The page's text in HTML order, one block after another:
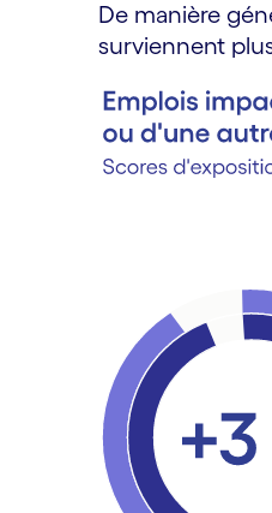
De manière
surviennent